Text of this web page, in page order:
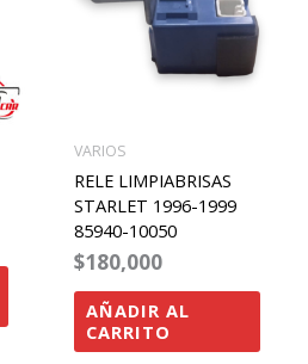
VARIOS
RELE LIMPIABRISAS
STARLET 1996-1999
85940-10050
$180,000
AÑADIR AL
CARRITO